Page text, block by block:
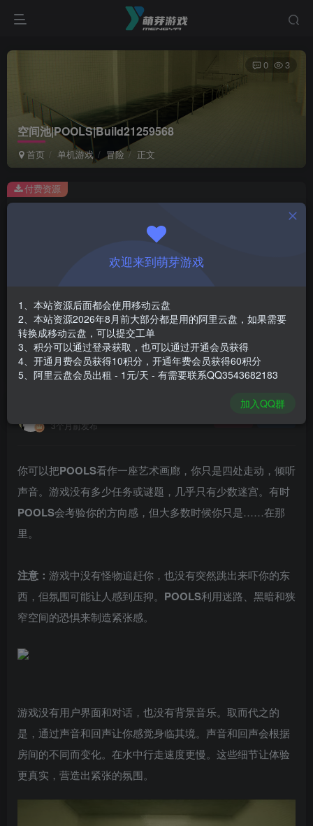
空间池|POOLS|Build21259568
首页 单机游戏 冒险 正文
0 3
此内容为付费资源，请付费后查看
￥1
免费
登录购买
安装包大小
游戏本体大小
5.68 GB
付费资源
3个月前发布
你可以把POOLS看作一座艺术画廊，你只是四处走动，倾听
声音。游戏没有多少任务或谜题，几乎只有少数迷宫。有时
POOLS会考验你的方向感，但大多数时候你只是……在那
里。
注意： 游戏中没有怪物追赶你，也没有突然跳出来吓你的东
西，但氛围可能让人感到压抑。 POOLS利用迷路、黑暗和狭
窄空间的恐惧来制造紧张感。
游戏没有用户界面和对话，也没有背景音乐。取而代之的
是，通过声音和回声让你感觉身临其境。声音和回声会根据
房间的不同而变化。在水中行走速度更慢。这些细节让体验
更真实，营造出紧张的氛围。
欢迎来到萌芽游戏
1、本站资源后面都会使用移动云盘
2、本站资源2026年8月前大部分都是用的阿里云盘，如果需要
转换成移动云盘，可以提交工单
3、积分可以通过登录获取，也可以通过开通会员获得
4、开通月费会员获得10积分，开通年费会员获得60积分
5、阿里云盘会员出租 - 1元/天 - 有需要联系QQ3543682183
加入QQ群